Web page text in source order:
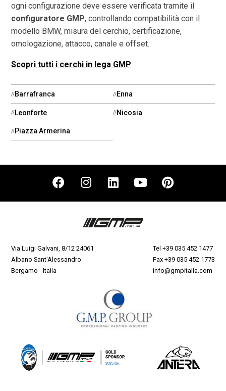
ogni configurazione deve essere verificata tramite il
configuratore GMP, controllando compatibilità con il
modello BMW, misura del cerchio, certificazione,
omologazione, attacco, canale e offset.
Scopri tutti i cerchi in lega GMP
Barrafranca Enna
Leonforte Nicosia
Piazza Armerina
Via Luigi Galvani, 8/12 24061
Albano Sant'Alessandro
Bergamo - Italia
Tel +39 035 452 1477
Fax +39 035 452 1773
info@gmpitalia.com